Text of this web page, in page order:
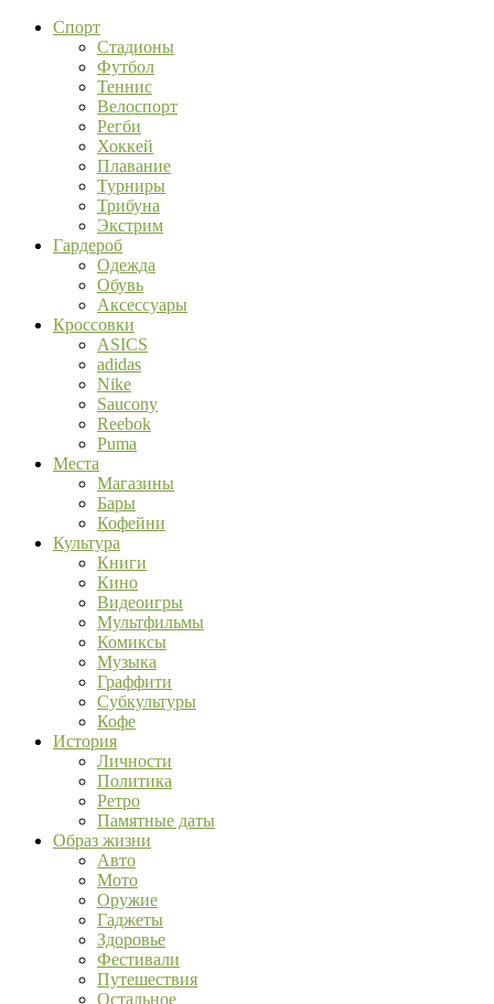
Спорт
Стадионы
Футбол
Теннис
Велоспорт
Регби
Хоккей
Плавание
Турниры
Трибуна
Экстрим
Гардероб
Одежда
Обувь
Аксессуары
Кроссовки
ASICS
adidas
Nike
Saucony
Reebok
Puma
Места
Магазины
Бары
Кофейни
Культура
Книги
Кино
Видеоигры
Мультфильмы
Комиксы
Музыка
Граффити
Субкультуры
Кофе
История
Личности
Политика
Ретро
Памятные даты
Образ жизни
Авто
Мото
Оружие
Гаджеты
Здоровье
Фестивали
Путешествия
Остальное